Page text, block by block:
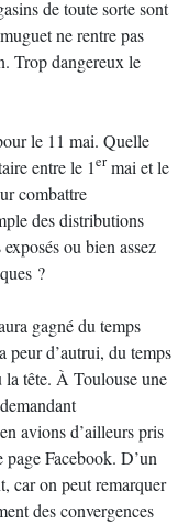
de toute sorte sont
ne rentre pas
Trop dangereux le
le 11 mai. Quelle
entre le 1er mai et le
combattre
des distributions
ou bien assez
?
gagné du temps
peur d’autrui, du temps
tête. À Toulouse une
avions d’ailleurs pris
Facebook. D’un
car on peut remarquer
des convergences